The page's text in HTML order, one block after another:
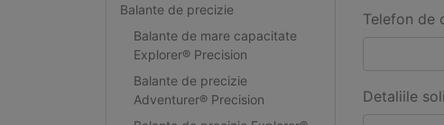
Balante de precizie
Balante de mare capacitate
Explorer® Precision
Balante de precizie
Adventurer® Precision
Telefon de
Detaliile